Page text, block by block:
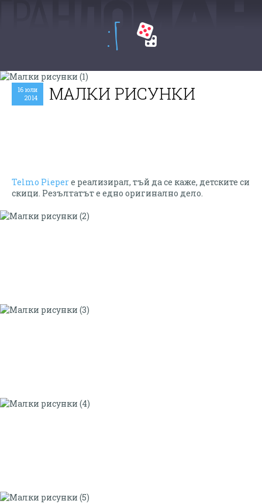
:Г
16 юли
2014
МАЛКИ РИСУНКИ
Telmo Pieperе реализирал, тъй да се каже, детските си
скици. Резълтатът е едно оригинално дело.